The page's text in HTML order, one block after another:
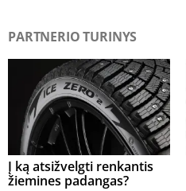
PARTNERIO TURINYS
Į ką atsižvelgti renkantis
žiemines padangas?